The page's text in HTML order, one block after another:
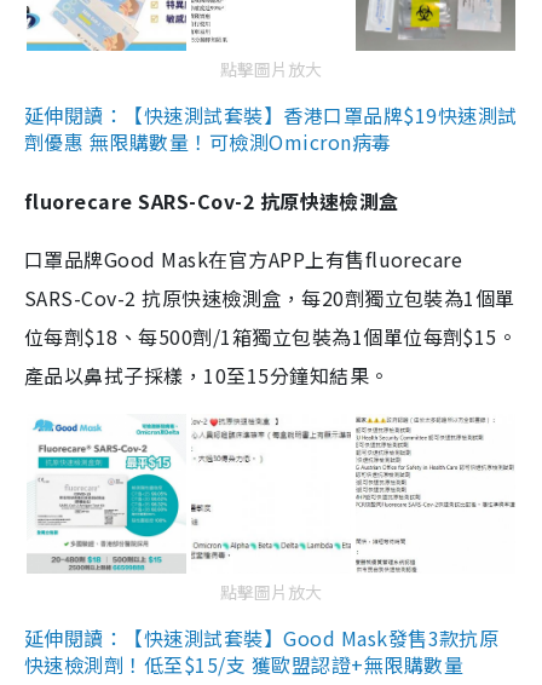
點擊圖片放大
延伸閱讀：【快速測試套裝】香港口罩品牌$19快速測試
劑優惠 無限購數量！可檢測Omicron病毒
fluorecare SARS-Cov-2 抗原快速檢測盒
口罩品牌Good Mask在官方APP上有售fluorecare
SARS-Cov-2 抗原快速檢測盒，每20劑獨立包裝為1個單
位每劑$18、每500劑/1箱獨立包裝為1個單位每劑$15。
產品以鼻拭子採樣，10至15分鐘知結果。
點擊圖片放大
延伸閱讀：【快速測試套裝】Good Mask發售3款抗原
快速檢測劑！低至$15/支 獲歐盟認證+無限購數量